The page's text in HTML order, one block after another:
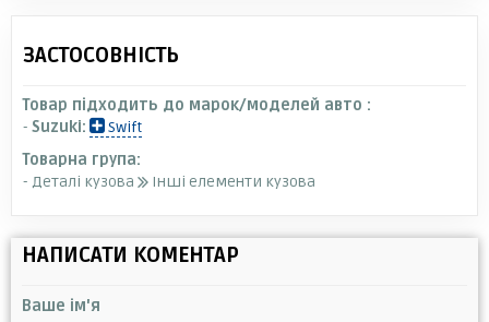
ЗАСТОСОВНІСТЬ
Товар підходить до марок/моделей авто :
- Suzuki:
Swift
Товарна група:
- Деталі кузова
Інші елементи кузова
НАПИСАТИ КОМЕНТАР
Ваше ім'я